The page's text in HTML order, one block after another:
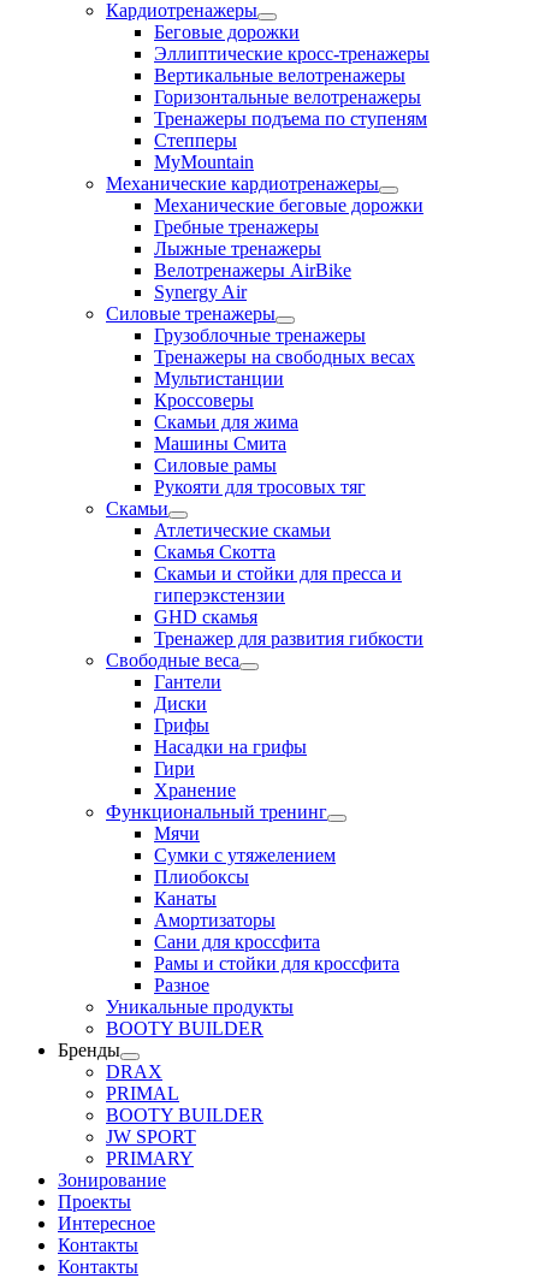
Кардиотренажеры
Беговые дорожки
Эллиптические кросс-тренажеры
Вертикальные велотренажеры
Горизонтальные велотренажеры
Тренажеры подъема по ступеням
Степперы
MyMountain
Механические кардиотренажеры
Механические беговые дорожки
Гребные тренажеры
Лыжные тренажеры
Велотренажеры AirBike
Synergy Air
Силовые тренажеры
Грузоблочные тренажеры
Тренажеры на свободных весах
Мультистанции
Кроссоверы
Скамьи для жима
Машины Смита
Силовые рамы
Рукояти для тросовых тяг
Скамьи
Атлетические скамьи
Скамья Скотта
Скамьи и стойки для пресса и
гиперэкстензии
GHD скамья
Тренажер для развития гибкости
Свободные веса
Гантели
Диски
Грифы
Насадки на грифы
Гири
Хранение
Функциональный тренинг
Мячи
Сумки с утяжелением
Плиобоксы
Канаты
Амортизаторы
Сани для кроссфита
Рамы и стойки для кроссфита
Разное
Уникальные продукты
BOOTY BUILDER
Бренды
DRAX
PRIMAL
BOOTY BUILDER
JW SPORT
PRIMARY
Зонирование
Проекты
Интересное
Контакты
Контакты